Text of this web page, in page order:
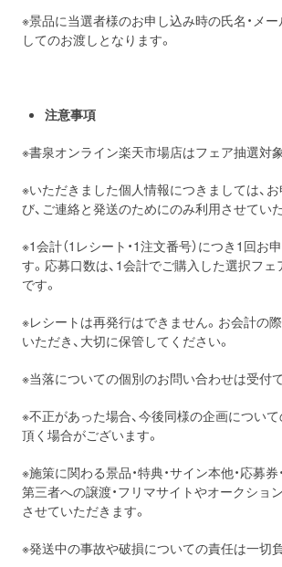
※景品に当選者様のお申し込み時の氏名・メ
してのお渡しとなります。
注意事項
※書泉オンライン楽天市場店はフェア抽選対
※いただきました個人情報につきましては、
び、ご連絡と発送のためにのみ利用させてい
※1会計（1レシート・1注文番号）につき1回お
す。応募口数は、1会計でご購入した選択フ
です。
※レシートは再発行はできません。お会計の
いただき、大切に保管してください。
※当落についての個別のお問い合わせは受付
※不正があった場合、今後同様の企画につい
頂く場合がございます。
※施策に関わる景品・特典・サイン本他・応募券
第三者への譲渡・フリマサイトやオークショ
させていただきます。
※発送中の事故や破損についての責任は一切